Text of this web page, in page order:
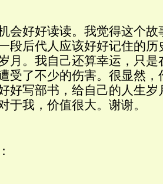
会好好读读。我觉得这个
段后代人应该好好记住的
月。我自己还算幸运，只
受了不少的伤害。很显然，
好写部书，给自己的人生
于我，价值很大。谢谢。